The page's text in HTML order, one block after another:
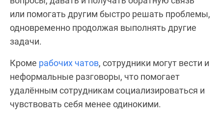
или помогать другим быстро решать проблемы,
одновременно продолжая выполнять другие
задачи.
Кроме рабочих чатов, сотрудники могут вести и
неформальные разговоры, что помогает
удалённым сотрудникам социализироваться и
чувствовать себя менее одинокими.